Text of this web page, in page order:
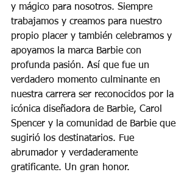
y mágico para nosotros. Siempre
trabajamos y creamos para nuestro
propio placer y también celebramos y
apoyamos la marca Barbie con
profunda pasión. Así que fue un
verdadero momento culminante en
nuestra carrera ser reconocidos por la
icónica diseñadora de Barbie, Carol
Spencer y la comunidad de Barbie que
sugirió los destinatarios. Fue
abrumador y verdaderamente
gratificante. Un gran honor.